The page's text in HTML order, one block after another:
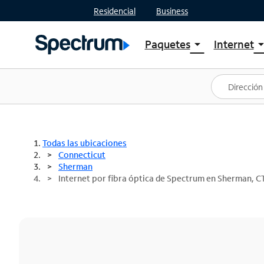
Residencial Business
Paquetesarrow_drop_down
Ver paquetes
Spectrum One
Mejores ofertas
Internetarrow_drop_down
Planes
Todas las ubicaciones
Connecticut
Sherman
Internet por fibra óptica de Spectrum en Sherman,